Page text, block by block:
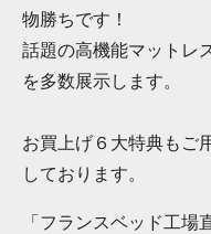
物勝ちです！
話題の高機能マットレ
を多数展示します。
お買上げ６大特典もご
しております。
「フランスベッド工